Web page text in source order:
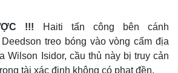
!!! Haiti tấn công bên cánh
treo bóng vào vòng cấm địa
Wilson Isidor, cầu thủ này bị truy cản
tài xác định không có phạt đền.